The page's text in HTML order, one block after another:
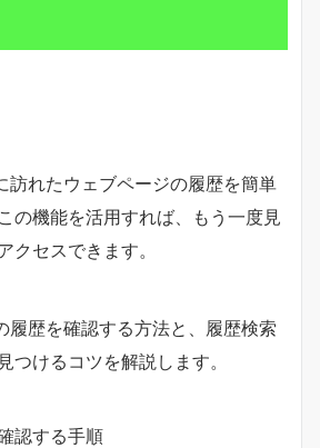
訪れたウェブページの履歴を簡単
の機能を活用すれば、もう一度見
クセスできます。
履歴を確認する方法と、履歴検索
つけるコツを解説します。
認する手順